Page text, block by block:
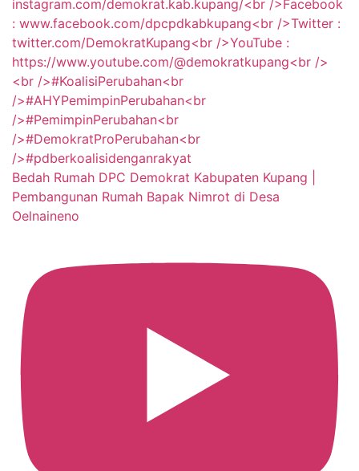
Bedah Rumah DPC Demokrat Kabupaten Kupang |
Pembangunan Rumah Bapak Nimrot di Desa
Oelnaineno